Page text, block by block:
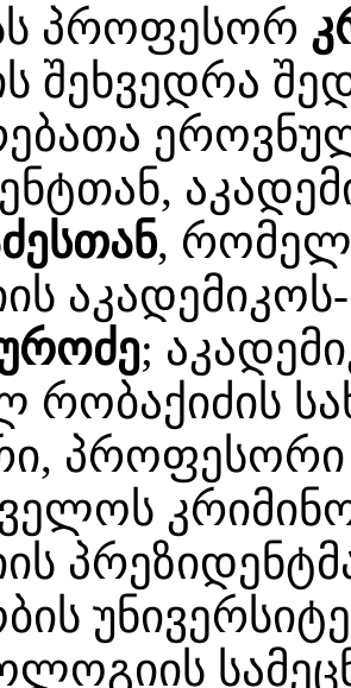
პროფესორ
შეხვედრა
,
;